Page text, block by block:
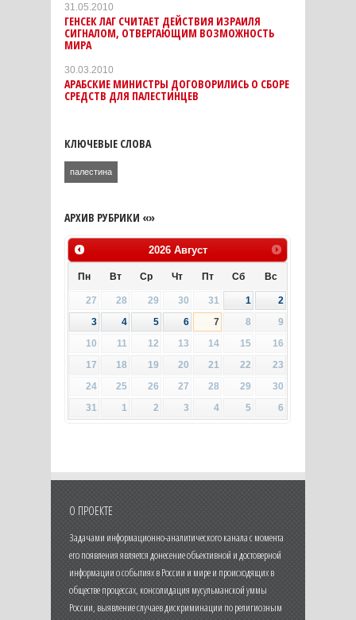
31.05.2010
ГЕНСЕК ЛАГ СЧИТАЕТ ДЕЙСТВИЯ ИЗРАИЛЯ
СИГНАЛОМ, ОТВЕРГАЮЩИМ ВОЗМОЖНОСТЬ
МИРА
30.03.2010
АРАБСКИЕ МИНИСТРЫ ДОГОВОРИЛИСЬ О СБОРЕ
СРЕДСТВ ДЛЯ ПАЛЕСТИНЦЕВ
КЛЮЧЕВЫЕ СЛОВА
палестина
АРХИВ РУБРИКИ «»
2026 Август
Пн Вт Ср Чт Пт Сб Вс
27 28 29 30 31 1
2
3
4 5 6 7 8
9
10
11 12 13 14 15
16
17
18 19 20 21 22
23
24
25 26 27 28 29
30
31
1 2 3 4 5 6
О ПРОЕКТЕ
Задачами информационно-аналитического канала с момента
его появления является донесение объективной и достоверной
информации о событиях в России и мире и происходящих в
обществе процессах, консолидация мусульманской уммы
России, выявление случаев дискриминации по религиозным